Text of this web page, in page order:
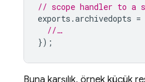
// scope handler to a
exports .archivedopts =
//…
});
Buna karşılık, örnek küçük